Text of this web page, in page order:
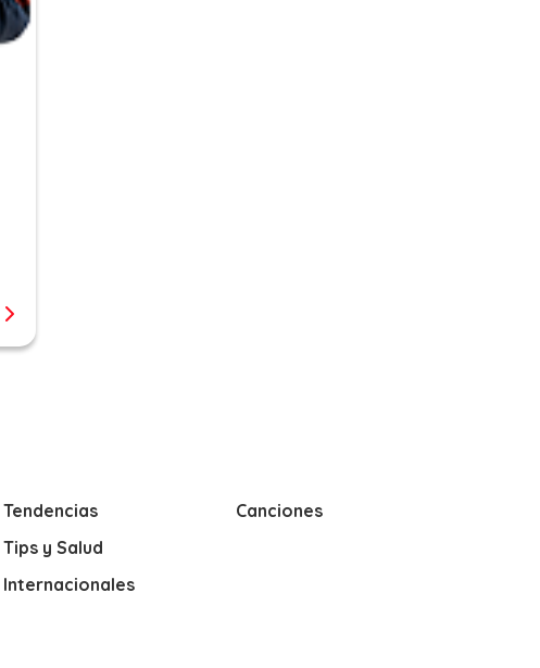
Tendencias
Tips y Salud
Internacionales
Canciones